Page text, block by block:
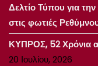
Δελτίο Τύπου για
στις φωτιές
ΚΥΠΡΟΣ, 52 Χρόνια
20 Ιουλίου, 2026